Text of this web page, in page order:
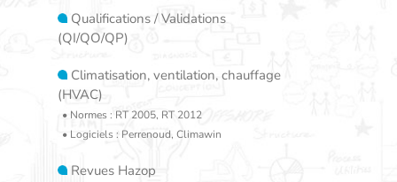
Qualifications / Validations
(QI/QO/QP)
Climatisation, ventilation, chauffage
(HVAC)
• Normes : RT 2005, RT 2012
• Logiciels : Perrenoud, Climawin
Revues Hazop